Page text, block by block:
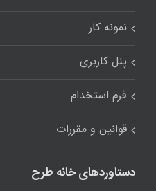
نمونه کار
پنل کاربری
فرم استخدام
قوانین و مقررات
دستاوردهای خانه طرح